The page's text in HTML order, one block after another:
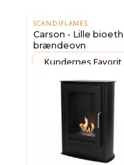
SCANDIFLAMES
Carson - Lille
brændeovn
Kundernes Favorit